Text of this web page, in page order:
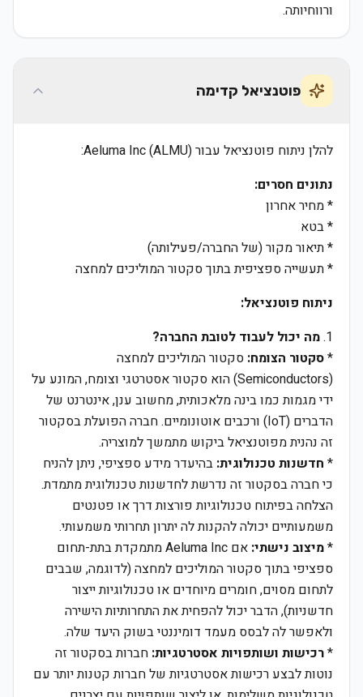
ורווחיותה.
פוטנציאל קדימה
להלן ניתוח פוטנציאל עבור Aeluma Inc (ALMU):
נתונים חסרים:
* מחיר אחרון
* בטא
* תיאור מקור (של החברה/פעילותה)
* תעשייה ספציפית בתוך סקטור המוליכים למחצה
ניתוח פוטנציאל:
1. מה יכול לעבוד לטובת החברה?
*סקטור הצומח: סקטור המוליכים למחצה
(Semiconductors) הוא סקטור אסטרטגי וצומח, המונע על
ידי מגמות כמו בינה מלאכותית, מחשוב ענן, אינטרנט של
הדברים (IoT) ורכבים אוטונומיים. חברה הפועלת בסקטור
זה נהנית מפוטנציאל ביקוש מתמשך למוצריה.
* חדשנות טכנולוגית: בהיעדר מידע ספציפי, ניתן להניח
כי חברה בסקטור זה נדרשת לחדשנות טכנולוגית מתמדת.
הצלחה בפיתוח טכנולוגיות פורצות דרך או פטנטים
משמעותיים יכולה להקנות לה יתרון תחרותי משמעותי.
*מיצוב נישתי:
אם Aeluma Inc מתמקדת בתת-תחום
ספציפי בתוך סקטור המוליכים למחצה (לדוגמה, שבבים
לתחום מסוים, חומרים מיוחדים או טכנולוגיות ייצור
חדשניות), הדבר יכול להפחית את התחרותיות הישירה
ולאפשר לה לבסס מעמד דומיננטי בשוק היעד שלה.
*רכישות ושותפויות אסטרטגיות: חברות בסקטור זה
נוטות לבצע רכישות אסטרטגיות של חברות קטנות יותר עם